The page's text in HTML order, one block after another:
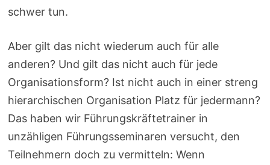
schwer tun.
Aber gilt das nicht wiederum auch für alle
anderen? Und gilt das nicht auch für jede
Organisationsform? Ist nicht auch in einer streng
hierarchischen Organisation Platz für jedermann?
Das haben wir Führungskräftetrainer in
unzähligen Führungsseminaren versucht, den
Teilnehmern doch zu vermitteln: Wenn